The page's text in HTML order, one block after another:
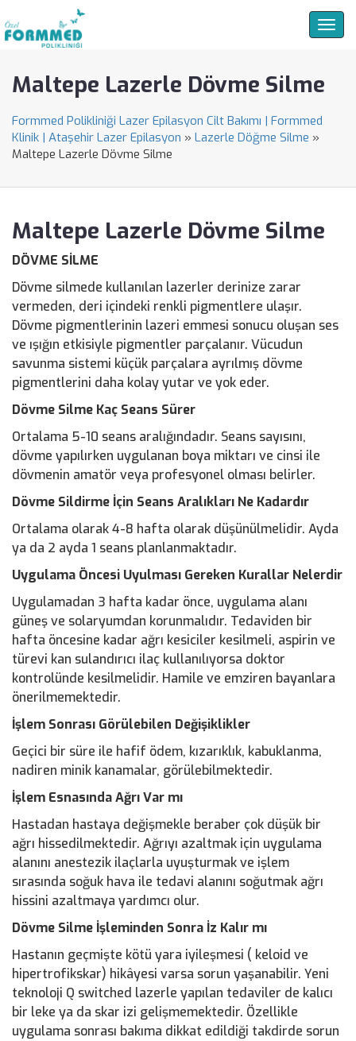
Maltepe Lazerle Dövme Silme
Formmed Polikliniği Lazer Epilasyon Cilt Bakımı | Formmed
Klinik | Ataşehir Lazer Epilasyon » Lazerle Döğme Silme »
Maltepe Lazerle Dövme Silme
Maltepe Lazerle Dövme Silme
DÖVME SİLME
Dövme silmede kullanılan lazerler derinize zarar
vermeden, deri içindeki renkli pigmentlere ulaşır.
Dövme pigmentlerinin lazeri emmesi sonucu oluşan ses
ve ışığın etkisiyle pigmentler parçalanır. Vücudun
savunma sistemi küçük parçalara ayrılmış dövme
pigmentlerini daha kolay yutar ve yok eder.
Dövme Silme Kaç Seans Sürer
Ortalama 5-10 seans aralığındadır. Seans sayısını,
dövme yapılırken uygulanan boya miktarı ve cinsi ile
dövmenin amatör veya profesyonel olması belirler.
Dövme Sildirme İçin Seans Aralıkları Ne Kadardır
Ortalama olarak 4-8 hafta olarak düşünülmelidir. Ayda
ya da 2 ayda 1 seans planlanmaktadır.
Uygulama Öncesi Uyulması Gereken Kurallar Nelerdir
Uygulamadan 3 hafta kadar önce, uygulama alanı
güneş ve solaryumdan korunmalıdır. Tedaviden bir
hafta öncesine kadar ağrı kesiciler kesilmeli, aspirin ve
türevi kan sulandırıcı ilaç kullanılıyorsa doktor
kontrolünde kesilmelidir. Hamile ve emziren bayanlara
önerilmemektedir.
İşlem Sonrası Görülebilen Değişiklikler
Geçici bir süre ile hafif ödem, kızarıklık, kabuklanma,
nadiren minik kanamalar, görülebilmektedir.
İşlem Esnasında Ağrı Var mı
Hastadan hastaya değişmekle beraber çok düşük bir
ağrı hissedilmektedir. Ağrıyı azaltmak için uygulama
alanını anestezik ilaçlarla uyuşturmak ve işlem
sırasında soğuk hava ile tedavi alanını soğutmak ağrı
hissini azaltmaya yardımcı olur.
Dövme Silme İşleminden Sonra İz Kalır mı
Hastanın geçmişte kötü yara iyileşmesi ( keloid ve
hipertrofikskar) hikâyesi varsa sorun yaşanabilir. Yeni
teknoloji Q switched lazerle yapılan tedaviler de kalıcı
bir leke ya da skar izi gelişmemektedir. Özellikle
uygulama sonrası bakıma dikkat edildiği takdirde sorun